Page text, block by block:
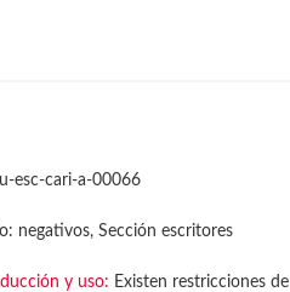
esc-cari-a-00066
negativos, Sección escritores
y uso: Existen restricciones de